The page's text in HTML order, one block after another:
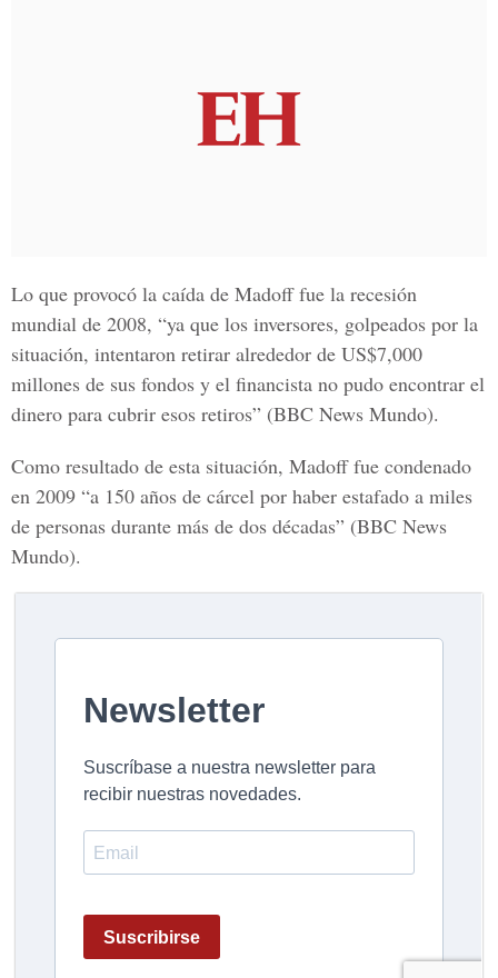
Lo que provocó la caída de Madoff fue la recesión
mundial de 2008, “ya que los inversores, golpeados por la
situación, intentaron retirar alrededor de US$7,000
millones de sus fondos y el financista no pudo encontrar el
dinero para cubrir esos retiros” (BBC News Mundo).
Como resultado de esta situación, Madoff fue condenado
en 2009 “a 150 años de cárcel por haber estafado a miles
de personas durante más de dos décadas” (BBC News
Mundo).